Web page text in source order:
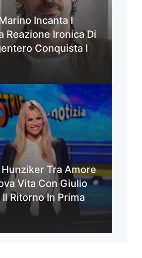
Incanta I
Reazione Ironica Di
Conquista I
Tra Amore
Vita Con Giulio
Ritorno In Prima